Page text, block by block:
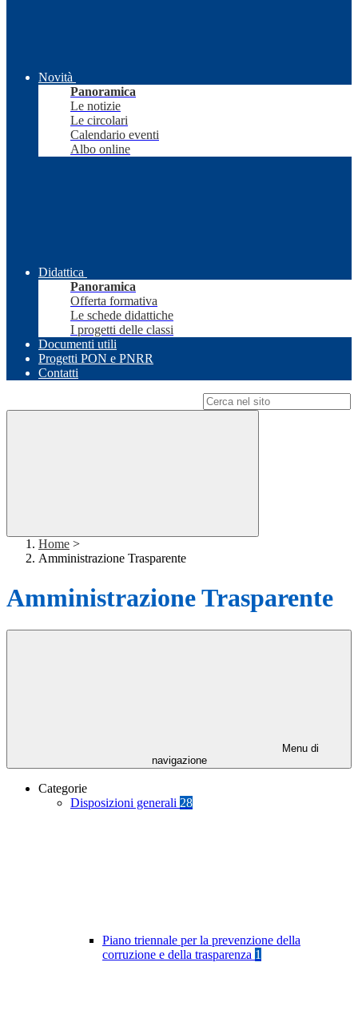
Novità
Panoramica
Le notizie
Le circolari
Calendario eventi
Albo online
Didattica
Panoramica
Offerta formativa
Le schede didattiche
I progetti delle classi
Documenti utili
Progetti PON e PNRR
Contatti
Home >
Amministrazione Trasparente
Amministrazione Trasparente
Menu di
navigazione
Categorie
Disposizioni generali 28
Piano triennale per la prevenzione della
corruzione e della trasparenza 1